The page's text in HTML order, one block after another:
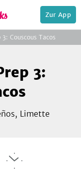
Zur App
Couscous Tacos
Foto:SevenCooks
Foto:SevenCooks
Foto:SevenCooks
3:
Limette